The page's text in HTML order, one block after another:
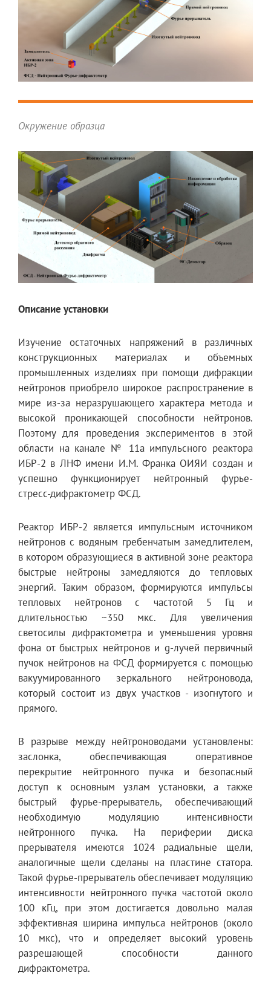
Окружение образца
Описание установки
Изучение остаточных напряжений в различных
конструкционных материалах и объемных
промышленных изделиях при помощи дифракции
нейтронов приобрело широкое распространение в
мире из-за неразрушающего характера метода и
высокой проникающей способности нейтронов.
Поэтому для проведения экспериментов в этой
области на канале № 11а импульсного реактора
ИБР-2 в ЛНФ имени И.М. Франка ОИЯИ создан и
успешно функционирует нейтронный фурье-
стресс-дифрактометр ФСД.
Реактор ИБР-2 является импульсным источником
нейтронов с водяным гребенчатым замедлителем,
в котором образующиеся в активной зоне реактора
быстрые нейтроны замедляются до тепловых
энергий. Таким образом, формируются импульсы
тепловых нейтронов с частотой 5 Гц и
длительностью ~350 мкс. Для увеличения
светосилы дифрактометра и уменьшения уровня
фона от быстрых нейтронов и g-лучей первичный
пучок нейтронов на ФСД формируется с помощью
вакуумированного зеркального нейтроновода,
который состоит из двух участков - изогнутого и
прямого.
В разрыве между нейтроноводами установлены:
заслонка, обеспечивающая оперативное
перекрытие нейтронного пучка и безопасный
доступ к основным узлам установки, а также
быстрый фурье-прерыватель, обеспечивающий
необходимую модуляцию интенсивности
нейтронного пучка. На периферии диска
прерывателя имеются 1024 радиальные щели,
аналогичные щели сделаны на пластине статора.
Такой фурье-прерыватель обеспечивает модуляцию
интенсивности нейтронного пучка частотой около
100 кГц, при этом достигается довольно малая
эффективная ширина импульса нейтронов (около
10 мкс), что и определяет высокий уровень
разрешающей способности данного
дифрактометра.